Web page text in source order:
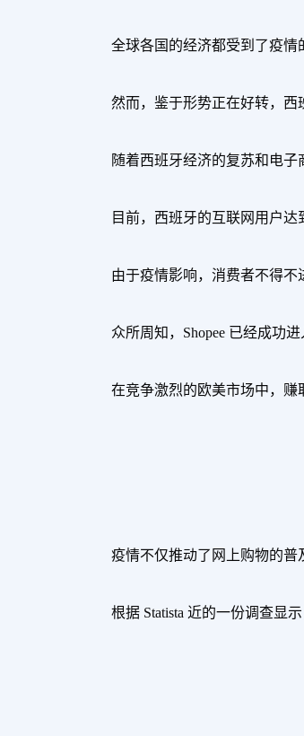
全球各国的经济都受到了疫情
然而，鉴于形势正在好转，西
随着西班牙经济的复苏和电子
目前，西班牙的互联网用户达
由于疫情影响，消费者不得不
众所周知，Shopee 已经成功
在竞争激烈的欧美市场中，赚
疫情不仅推动了网上购物的普
根据 Statista 近的一份调查显示